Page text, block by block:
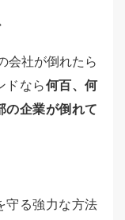
会社が倒れたら
ドなら何百、何
の企業が倒れて
守る強力な方法